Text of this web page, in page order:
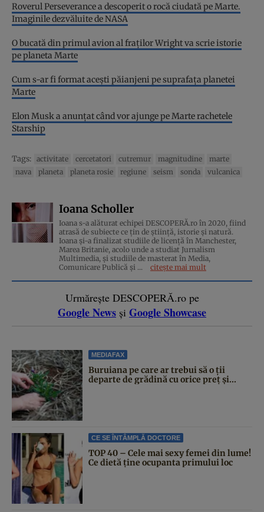
Roverul Perseverance a descoperit o rocă ciudată pe Marte.
Imaginile dezvăluite de NASA
O bucată din primul avion al fraților Wright va scrie istorie
pe planeta Marte
Cum s-ar fi format acești păianjeni pe suprafața planetei
Marte
Elon Musk a anunțat când vor ajunge pe Marte rachetele
Starship
Tags: activitate cercetatori cutremur magnitudine
marte
nava
planeta planeta rosie regiune seism sonda vulcanica
Ioana Scholler
Ioana s-a alăturat echipei DESCOPERĂ.ro în 2020, fiind
atrasă de subiecte ce țin de știință, istorie și natură.
Ioana și-a finalizat studiile de licență în Manchester,
Marea Britanie, acolo unde a studiat Jurnalism
Multimedia, și studiile de masterat în Media,
Comunicare Publică și ...
citește mai mult
Urmărește DESCOPERĂ.ro pe
Google News și Google Showcase
MEDIAFAX
Buruiana pe care ar trebui să o ții
departe de grădină cu orice preț și...
CE SE ÎNTÂMPLĂ DOCTORE
TOP 40 – Cele mai sexy femei din lume!
Ce dietă ține ocupanta primului loc